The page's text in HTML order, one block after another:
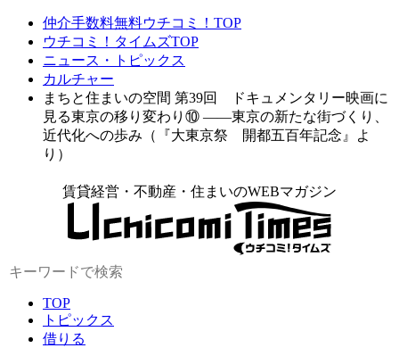
仲介手数料無料ウチコミ！TOP
ウチコミ！タイムズTOP
ニュース・トピックス
カルチャー
まちと住まいの空間 第39回 ドキュメンタリー映画に
見る東京の移り変わり⑩ ――東京の新たな街づくり、
近代化への歩み（『大東京祭 開都五百年記念』よ
り）
賃貸経営・不動産・住まいのWEBマガジン
TOP
トピックス
借りる